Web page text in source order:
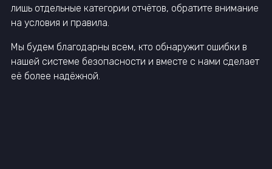
лишь отдельные категории отчётов, обратите внимание
на условия и правила.
Мы будем благодарны всем, кто обнаружит ошибки в
нашей системе безопасности и вместе с нами сделает
её более надёжной.